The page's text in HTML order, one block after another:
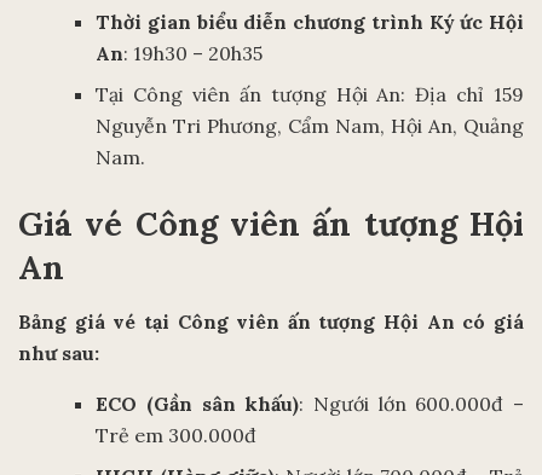
Thời gian biểu diễn chương trình Ký ức Hội
An: 19h30 – 20h35
Tại Công viên ấn tượng Hội An: Địa chỉ 159
Nguyễn Tri Phương, Cẩm Nam, Hội An, Quảng
Nam.
Giá vé Công viên ấn tượng Hội
An
Bảng giá vé tại Công viên ấn tượng Hội An có giá
như sau:
ECO (Gần sân khấu): Ngưới lớn 600.000đ –
Trẻ em 300.000đ